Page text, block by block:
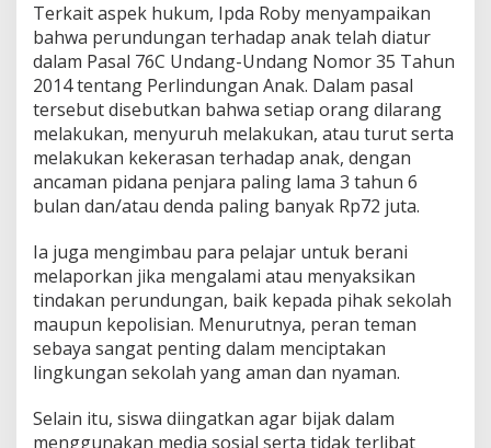
Terkait aspek hukum, Ipda Roby menyampaikan
bahwa perundungan terhadap anak telah diatur
dalam Pasal 76C Undang-Undang Nomor 35 Tahun
2014 tentang Perlindungan Anak. Dalam pasal
tersebut disebutkan bahwa setiap orang dilarang
melakukan, menyuruh melakukan, atau turut serta
melakukan kekerasan terhadap anak, dengan
ancaman pidana penjara paling lama 3 tahun 6
bulan dan/atau denda paling banyak Rp72 juta.
Ia juga mengimbau para pelajar untuk berani
melaporkan jika mengalami atau menyaksikan
tindakan perundungan, baik kepada pihak sekolah
maupun kepolisian. Menurutnya, peran teman
sebaya sangat penting dalam menciptakan
lingkungan sekolah yang aman dan nyaman.
Selain itu, siswa diingatkan agar bijak dalam
menggunakan media sosial serta tidak terlibat